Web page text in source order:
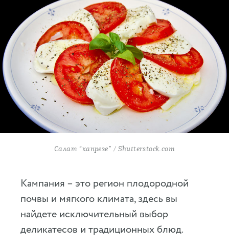
Салат “капрезе” / Shutterstock.com
Кампания – это регион плодородной
почвы и мягкого климата, здесь вы
найдете исключительный выбор
деликатесов и традиционных блюд.